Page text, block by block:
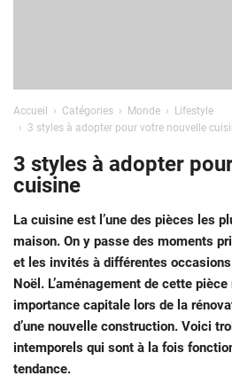
Accueil Catégories Monde
Lifestyle
3 styles à adopter pour votre nouvelle
3 styles à adopter
cuisine
La cuisine est l’une des pièces les
maison. On y passe des moments
et les invités à différentes
Noël. L’aménagement de cette
importance capitale lors de la
d’une nouvelle construction. Voici
intemporels qui sont à la fois
tendance.